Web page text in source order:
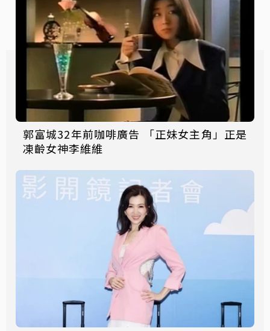
郭富城32年前咖啡廣告 「正妹女主角」正是
凍齡女神李維維